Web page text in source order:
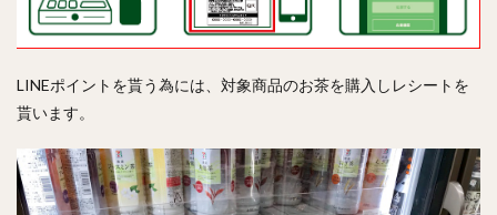
LINEポイントを貰う為には、対象商品のお茶を購入しレシートを
貰います。